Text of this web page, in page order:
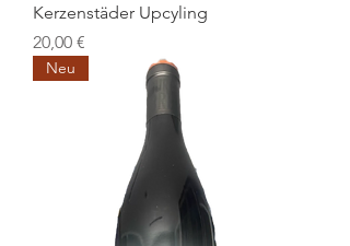
Kerzenstäder Upcyling
Preis
20,00 €
Neu